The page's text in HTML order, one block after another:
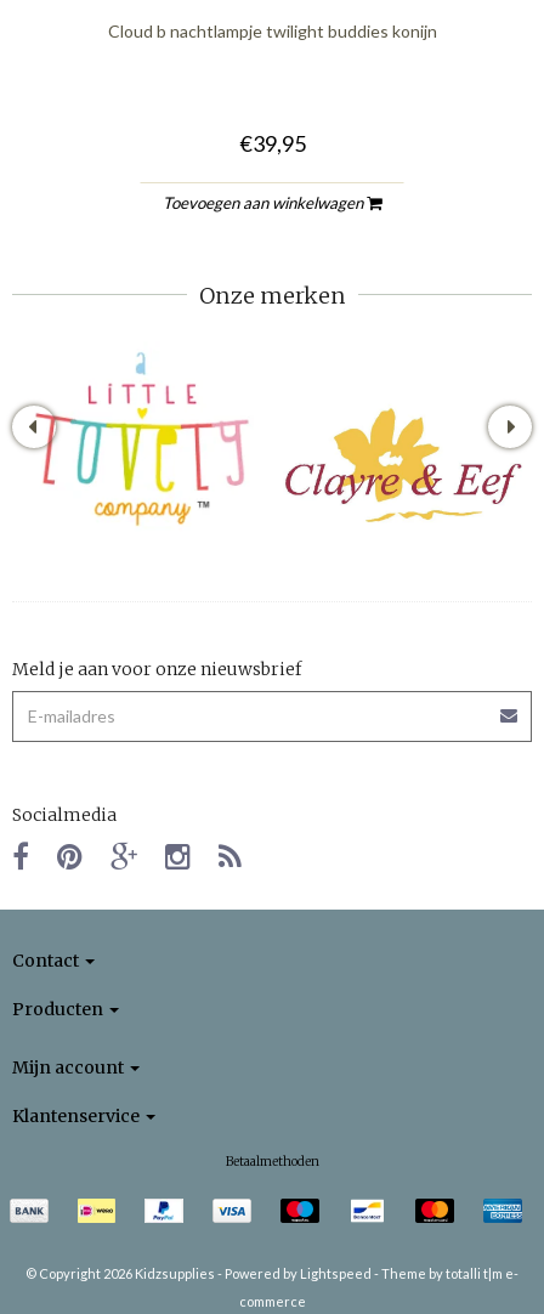
Cloud b nachtlampje twilight buddies konijn
€39,95
Toevoegen aan winkelwagen
Onze merken
Meld je aan voor onze nieuwsbrief
Socialmedia
Contact
Producten
Mijn account
Klantenservice
Betaalmethoden
© Copyright 2026 Kidzsupplies - Powered by Lightspeed -Theme by totalli t|m e-
commerce